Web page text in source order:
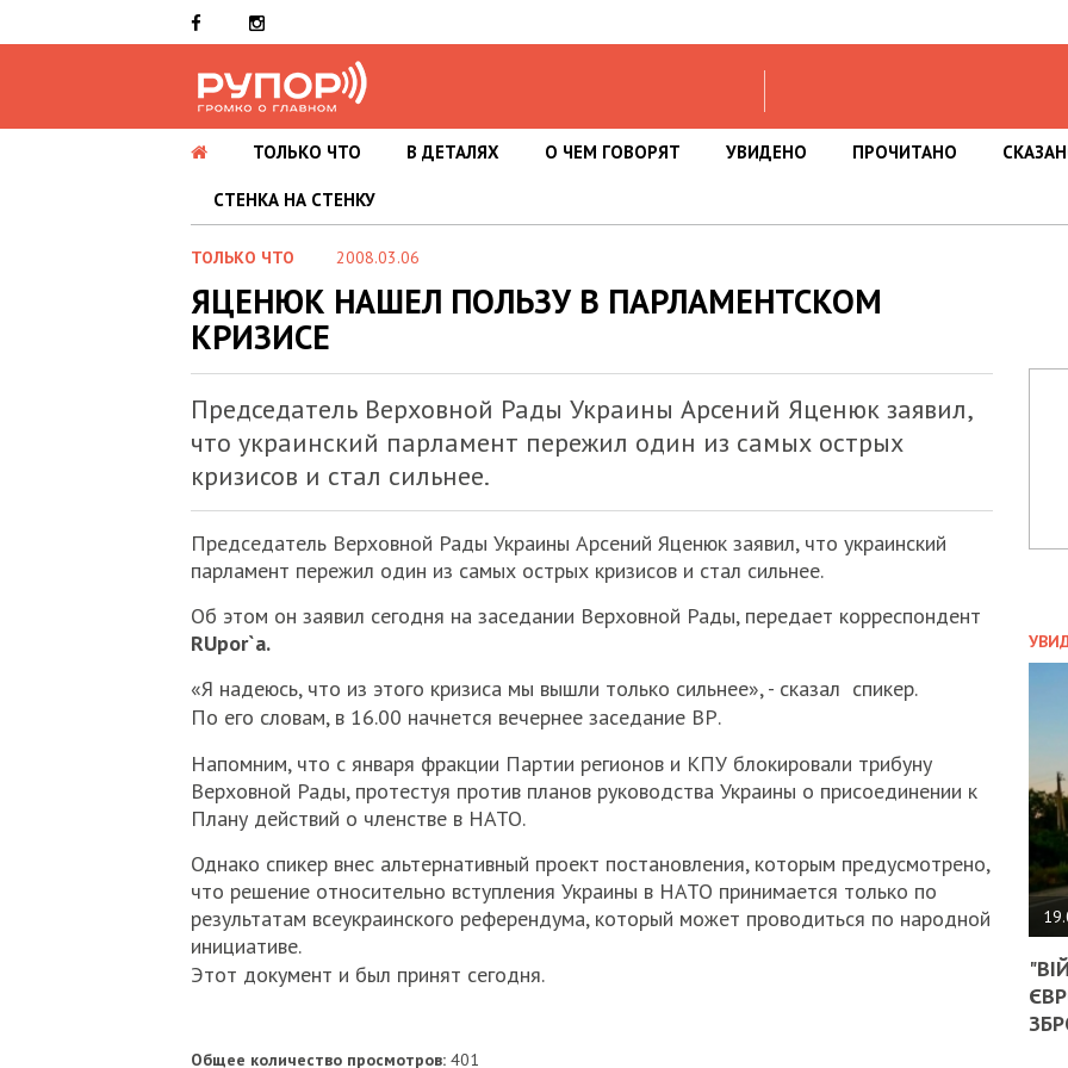
ТОЛЬКО ЧТО В ДЕТАЛЯХ О ЧЕМ ГОВОРЯТ УВИДЕНО ПРОЧИТАНО
СТЕНКА НА СТЕНКУ
ТОЛЬКО ЧТО 2008.03.06
ЯЦЕНЮК НАШЕЛ ПОЛЬЗУ В ПАРЛАМЕНТСКОМ
КРИЗИСЕ
Председатель Верховной Рады Украины Арсений Яценюк заявил,
что украинский парламент пережил один из самых острых
кризисов и стал сильнее.
Председатель Верховной Рады Украины Арсений Яценюк заявил, что украинский
парламент пережил один из самых острых кризисов и стал сильнее.
Об этом он заявил сегодня на заседании Верховной Рады, передает корреспондент
RUpor`a.
«Я надеюсь, что из этого кризиса мы вышли только сильнее», - сказал спикер.
По его словам, в 16.00 начнется вечернее заседание ВР.
Напомним, что с января фракции Партии регионов и КПУ блокировали трибуну
Верховной Рады, протестуя против планов руководства Украины о присоединении к
Плану действий о членстве в НАТО.
Однако спикер внес альтернативный проект постановления, которым предусмотрено,
что решение относительно вступления Украины в НАТО принимается только по
результатам всеукраинского референдума, который может проводиться по народной
инициативе.
Этот документ и был принят сегодня.
Общее количество просмотров:401
НА